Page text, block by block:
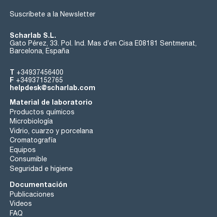
Suscríbete a la Newsletter
Scharlab S.L.
Gato Pérez, 33. Pol. Ind. Mas d’en Cisa E08181 Sentmenat,
Barcelona, España
T +34937456400
F +34937152765
helpdesk@scharlab.com
Material de laboratorio
Productos químicos
Microbiología
Vidrio, cuarzo y porcelana
Cromatografía
Equipos
Consumible
Seguridad e higiene
Documentación
Publicaciones
Videos
FAQ